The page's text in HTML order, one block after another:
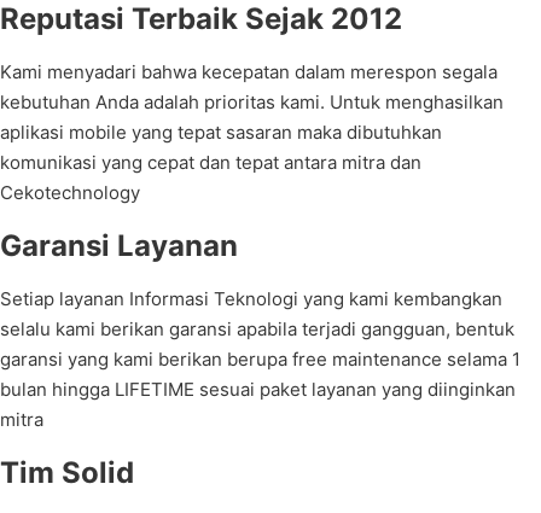
Reputasi Terbaik Sejak 2012
Kami menyadari bahwa kecepatan dalam merespon segala
kebutuhan Anda adalah prioritas kami. Untuk menghasilkan
aplikasi mobile yang tepat sasaran maka dibutuhkan
komunikasi yang cepat dan tepat antara mitra dan
Cekotechnology
Garansi Layanan
Setiap layanan Informasi Teknologi yang kami kembangkan
selalu kami berikan garansi apabila terjadi gangguan, bentuk
garansi yang kami berikan berupa free maintenance selama 1
bulan hingga LIFETIME sesuai paket layanan yang diinginkan
mitra
Tim Solid